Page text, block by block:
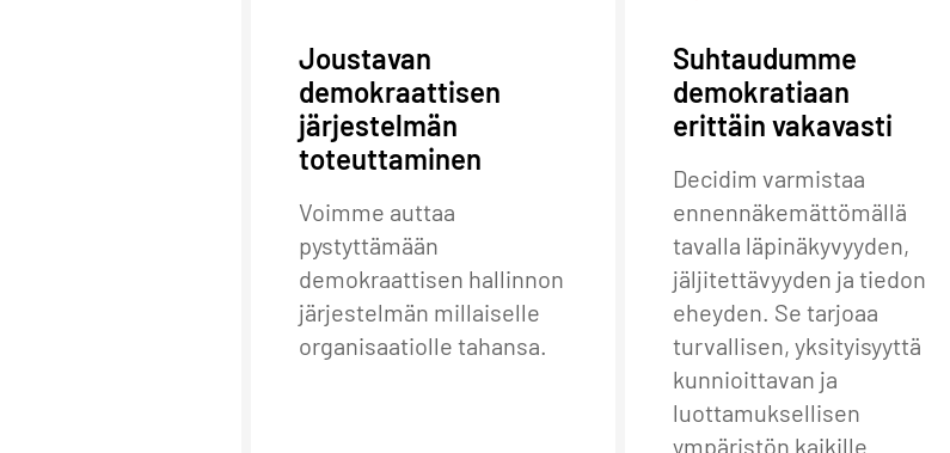
Joustavan
demokraattisen
järjestelmän
toteuttaminen
Voimme auttaa
pystyttämään
demokraattisen hallinnon
järjestelmän millaiselle
organisaatiolle tahansa.
Suhtaudumme
demokratiaan
erittäin vakavasti
Decidim varmistaa
ennennäkemättömällä
tavalla läpinäkyvyyden,
jäljitettävyyden ja tiedon
eheyden. Se tarjoaa
turvallisen, yksityisyyttä
kunnioittavan ja
luottamuksellisen
ympäristön kaikille